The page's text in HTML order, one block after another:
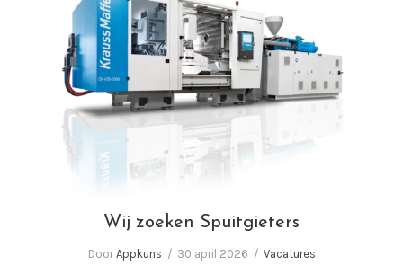
Wij zoeken Spuitgieters
Wij zoeken Spuitgieters
DoorAppkuns 30 april 2026 Vacatures